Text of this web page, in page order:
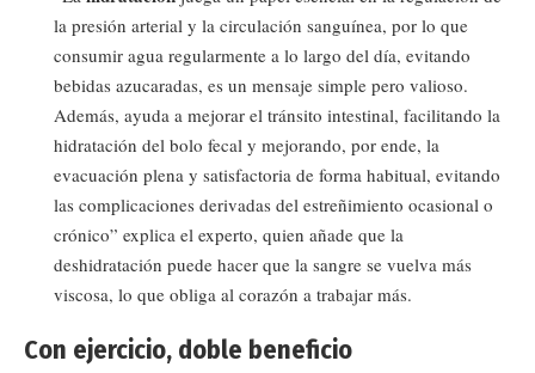
la presión arterial y la circulación sanguínea, por lo que
consumir agua regularmente a lo largo del día, evitando
bebidas azucaradas, es un mensaje simple pero valioso.
Además, ayuda a mejorar el tránsito intestinal, facilitando la
hidratación del bolo fecal y mejorando, por ende, la
evacuación plena y satisfactoria de forma habitual, evitando
las complicaciones derivadas del estreñimiento ocasional o
crónico” explica el experto, quien añade que la
deshidratación puede hacer que la sangre se vuelva más
viscosa, lo que obliga al corazón a trabajar más.
Con ejercicio, doble beneficio